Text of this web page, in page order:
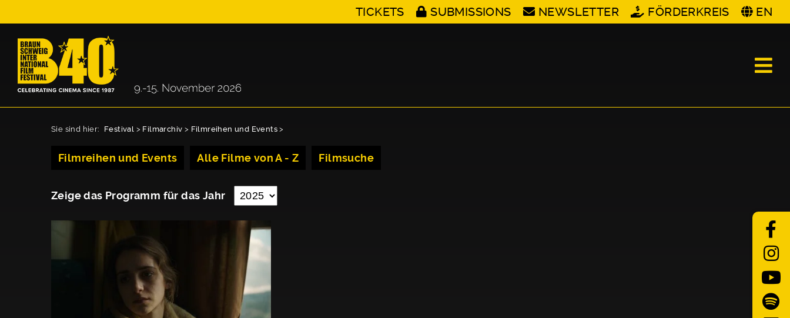
TICKETS SUBMISSIONS NEWSLETTER FÖRDERKREIS EN
Sie sind hier: Festival > Filmarchiv > Filmreihen und Events >
Filmreihen und Events Alle Filme von A - Z Filmsuche
Zeige das Programm für das Jahr